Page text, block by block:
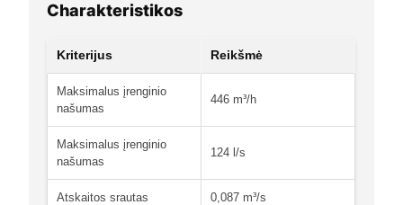
Charakteristikos
Kriterijus Reikšmė
Maksimalus įrenginio
našumas
446 m³/h
Maksimalus įrenginio
našumas
124 l/s
Atskaitos srautas 0,087 m³/s